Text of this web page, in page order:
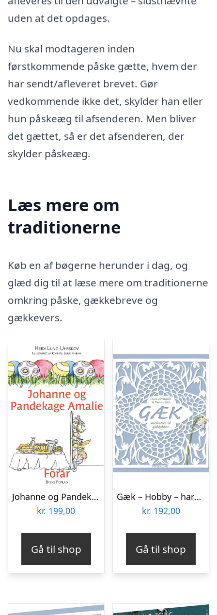
uden at det opdages.
Nu skal modtageren inden
førstkommende påske gætte, hvem der
har sendt/afleveret brevet. Gør
vedkommende ikke det, skylder han eller
hun påskeæg til afsenderen. Men bliver
det gættet, så er det afsenderen, der
skylder påskeæg.
Læs mere om
traditionerne
Køb en af bøgerne herunder i dag, og
glæd dig til at læse mere om traditionerne
omkring påske, gækkebreve og
gækkevers.
Johanne og Pandekage Amalie – Børnebog – Hardback
kr. 199,00
Gå til shop
Gæk – Hobby – hardcover
kr. 192,00
Gå til shop